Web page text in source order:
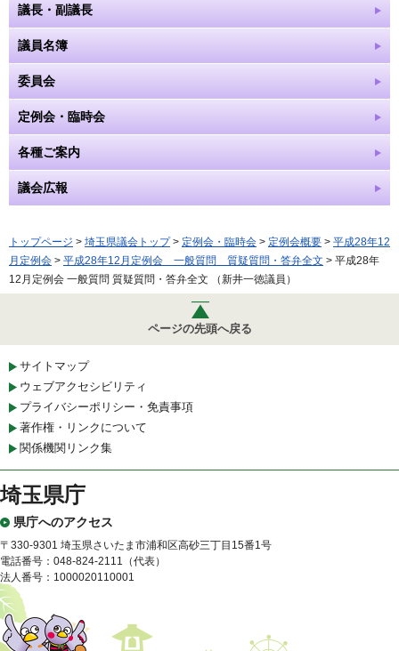
議長・副議長
議員名簿
委員会
定例会・臨時会
各種ご案内
議会広報
トップページ > 埼玉県議会トップ> 定例会・臨時会 > 定例会概要 > 平成28年12
月定例会 > 平成28年12月定例会 一般質問 質疑質問・答弁全文 > 平成28年
12月定例会 一般質問 質疑質問・答弁全文 （新井一徳議員）
ページの先頭へ戻る
サイトマップ
ウェブアクセシビリティ
プライバシーポリシー・免責事項
著作権・リンクについて
関係機関リンク集
埼玉県庁
県庁へのアクセス
〒330-9301 埼玉県さいたま市浦和区高砂三丁目15番1号
電話番号：048-824-2111（代表）
法人番号：1000020110001